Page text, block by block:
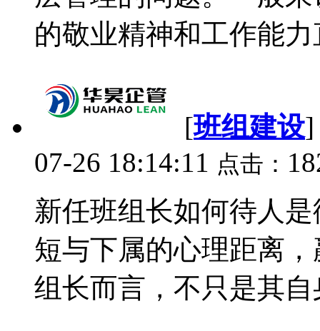
的敬业精神和工作能
[班组建设
07-26 18:14:11 点击：
新任班组长如何待人
短与下属的心理距离
组长而言，不只是其